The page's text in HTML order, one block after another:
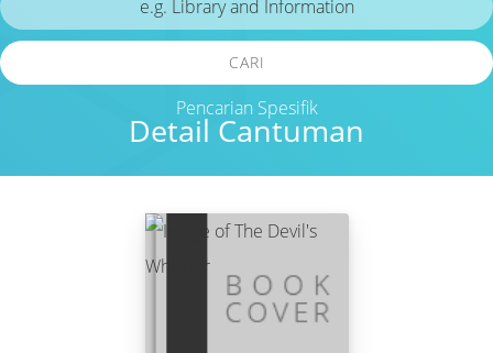
Detail Cantuman
CARI
Pencarian Spesifik